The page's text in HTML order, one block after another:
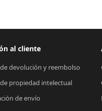
al cliente
devolución y reembolso
propiedad intelectual
de envío